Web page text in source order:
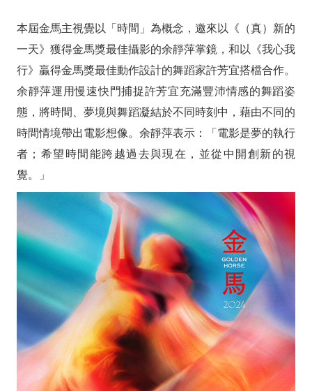
宜
「時
刻
之
間」
捕
捉
時
間
的
流
動，
成
為
本屆金馬主視覺以「時間」為概念，邀來以《（真）新的
一天》獲得金馬獎最佳攝影的余靜萍掌鏡，和以《我心我
行》贏得金馬獎最佳動作設計的舞蹈家許芳宜搭檔合作。
余靜萍運用慢速快門捕捉許芳宜充滿豐沛情感的舞蹈姿
態，將時間、夢境與舞蹈凝結於不同時刻中，藉由不同的
時間情境帶出電影想像。余靜萍表示：「電影是夢的執行
者；希望時間能跨越過去與現在，並從中開創新的視
覺。」